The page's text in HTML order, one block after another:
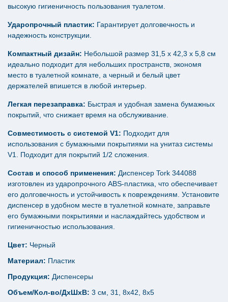
высокую гигиеничность пользования туалетом.
Ударопрочный пластик: Гарантирует долговечность и
надежность конструкции.
Компактный дизайн: Небольшой размер 31,5 х 42,3 х 5,8 см
идеально подходит для небольших пространств, экономя
место в туалетной комнате, а черный и белый цвет
держателей впишется в любой интерьер.
Легкая перезаправка: Быстрая и удобная замена бумажных
покрытий, что снижает время на обслуживание.
Совместимость с системой V1: Подходит для
использования с бумажными покрытиями на унитаз системы
V1. Подходит для покрытий 1/2 сложения.
Состав и способ применения: Диспенсер Tork 344088
изготовлен из ударопрочного ABS-пластика, что обеспечивает
его долговечность и устойчивость к повреждениям. Установите
диспенсер в удобном месте в туалетной комнате, заправьте
его бумажными покрытиями и наслаждайтесь удобством и
гигиеничностью использования.
Цвет: Черный
Материал: Пластик
Продукция: Диспенсеры
Объем/Кол-во/ДхШхВ: 3 см, 31, 8х42, 8х5